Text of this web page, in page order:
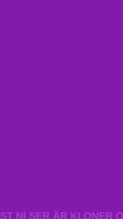
NI SER ÄR KLONER